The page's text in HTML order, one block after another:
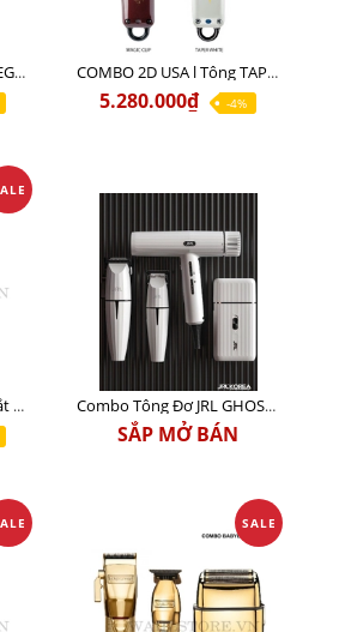
COMBO 2E USA l Tông LEGEND PRO LI + Tông MAGIC CLIP COMBO 2D USA l Tông TAPER WHITE + Tông MAGIC CLIP
5.280.000₫ -4%
COMBO 2C USA l Tông cắt Senior + Tông cắt Magic clip Combo Tông Đơ JRL GHOST 3 Limited Edition Chính Hãng USA
SẮP MỞ BÁN
SALE